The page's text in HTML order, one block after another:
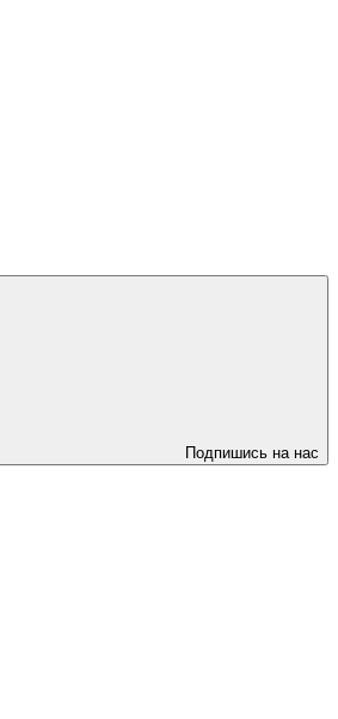
Подпишись на нас